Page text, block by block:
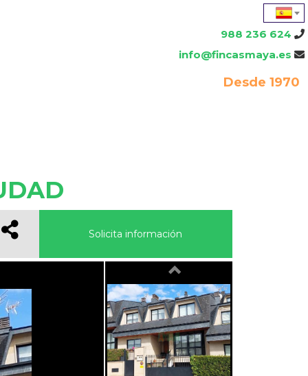
988 236 624
info@fincasmaya.es
Desde 1970
Solicita información